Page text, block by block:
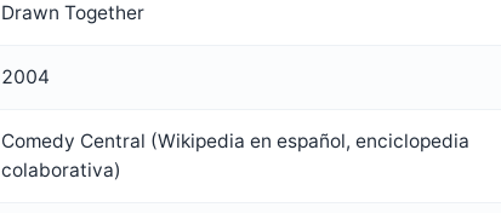
Drawn Together
2004
Comedy Central (Wikipedia en español, enciclopedia
colaborativa)